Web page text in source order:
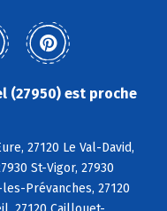
(27950) est proche
27120 Le Val-David,
St-Vigor, 27930
Prévanches, 27120